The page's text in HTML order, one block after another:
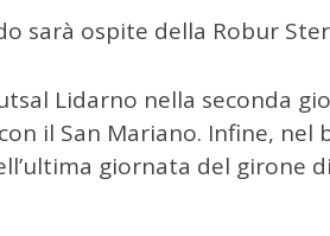
sarà ospite della Robur
Lidarno nella seconda
il San Mariano. Infine, nel
giornata del girone